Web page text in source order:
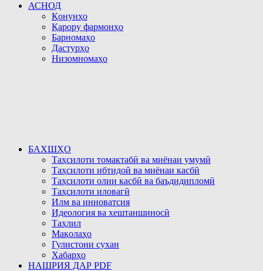
АСНОД
Қонунҳо
Қарору фармонҳо
Барномаҳо
Дастурҳо
Низомномаҳо
БАХШҲО
Таҳсилоти томактабӣ ва миёнаи умумӣ
Таҳсилоти ибтидоӣ ва миёнаи касбӣ
Таҳсилоти олии касбӣ ва баъдидипломӣ
Таҳсилоти иловагӣ
Илм ва инноватсия
Идеология ва хештаншиносӣ
Таҳлил
Мақолаҳо
Гулистони сухан
Хабарҳо
НАШРИЯ ДАР PDF